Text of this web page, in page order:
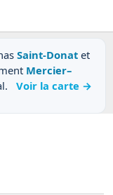
Saint-Donat et
Mercier–
Voir la carte →